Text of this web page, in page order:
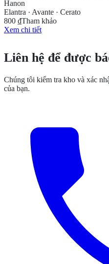
Hanon
Elantra · Avante · Cerato
800 ₫Tham khảo
Xem chi tiết
Liên hệ để được
Chúng tôi kiểm tra kho và xác
của bạn.